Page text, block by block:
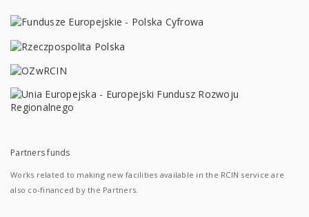
Partners funds
Works related to making new facilities available in the RCIN service are
also co-financed by the Partners.